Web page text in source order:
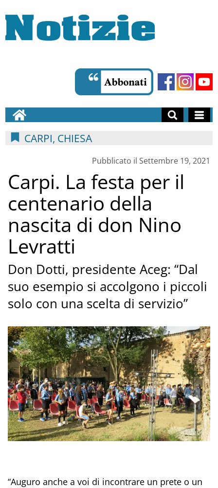
CARPI, CHIESA
Pubblicato il Settembre 19, 2021
Carpi. La festa per il
centenario della
nascita di don Nino
Levratti
Don Dotti, presidente Aceg: “Dal
suo esempio si accolgono i piccoli
solo con una scelta di servizio”
“Auguro anche a voi di incontrare un prete o un